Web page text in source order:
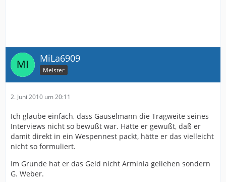
MiLa6909
Meister
2. Juni 2010 um 20:11
Ich glaube einfach, dass Gauselmann die Tragweite seines
Interviews nicht so bewußt war. Hätte er gewußt, daß er
damit direkt in ein Wespennest packt, hätte er das vielleicht
nicht so formuliert.
Im Grunde hat er das Geld nicht Arminia geliehen sondern
G. Weber.